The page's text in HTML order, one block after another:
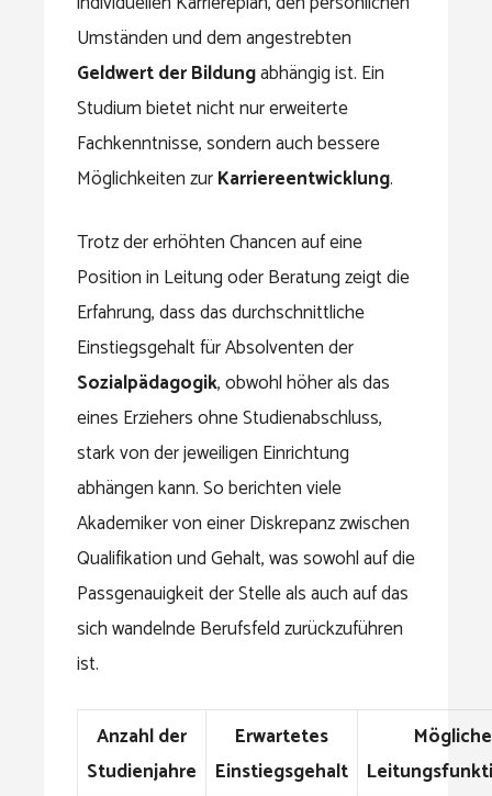
Umständen und dem angestrebten
Geldwert der Bildungabhängig ist. Ein
Studium bietet nicht nur erweiterte
Fachkenntnisse, sondern auch bessere
Möglichkeiten zurKarriereentwicklung.
Trotz der erhöhten Chancen auf eine
Position in Leitung oder Beratung zeigt die
Erfahrung, dass das durchschnittliche
Einstiegsgehalt für Absolventen der
Sozialpädagogik, obwohl höher als das
eines Erziehers ohne Studienabschluss,
stark von der jeweiligen Einrichtung
abhängen kann. So berichten viele
Akademiker von einer Diskrepanz zwischen
Qualifikation und Gehalt, was sowohl auf die
Passgenauigkeit der Stelle als auch auf das
sich wandelnde Berufsfeld zurückzuführen
ist.
Anzahl der
Studienjahre
Erwartetes
Einstiegsgehalt
Mögliche